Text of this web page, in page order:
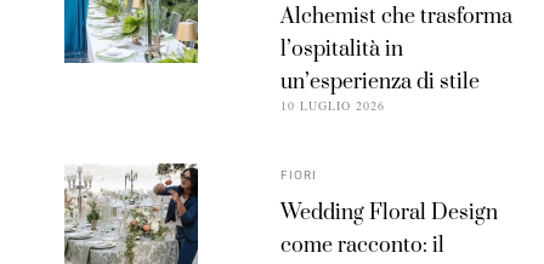
Alchemist che trasforma
l’ospitalità in
un’esperienza di stile
10 LUGLIO 2026
FIORI
Wedding Floral Design
come racconto: il